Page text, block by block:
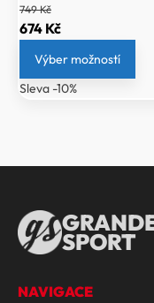
749Kč
Původní
cena
byla:
749 Kč.
674 KčAktuální
cena
674 Kč.
Výber možností
Sleva -10%
SPORT
NAVIGACE